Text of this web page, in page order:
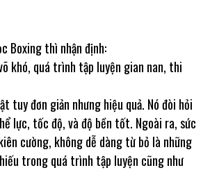
Boxing thì nhận định:
khó, quá trình tập luyện gian nan, thi
tuy đơn giản nhưng hiệu quả. Nó đòi hỏi
lực, tốc độ, và độ bền tốt. Ngoài ra, sức
cường, không dễ dàng từ bỏ là những
trong quá trình tập luyện cũng như